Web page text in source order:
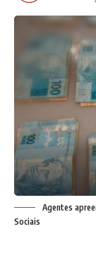
Agentes
Sociais